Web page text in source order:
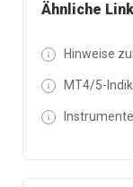
Ähnliche
Hinweise
MT4/5-
Instrumente